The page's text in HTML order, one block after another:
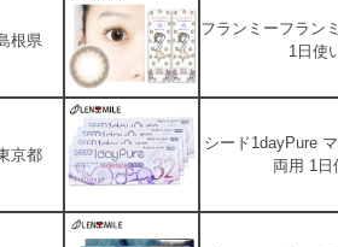
根県
フランミーフラン
1日使
京都
シード1dayPure
両用 1日